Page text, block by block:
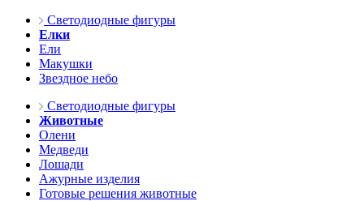
Светодиодные фигуры
Елки
Ели
Макушки
Звездное небо
Светодиодные фигуры
Животные
Олени
Медведи
Лошади
Ажурные изделия
Готовые решения животные